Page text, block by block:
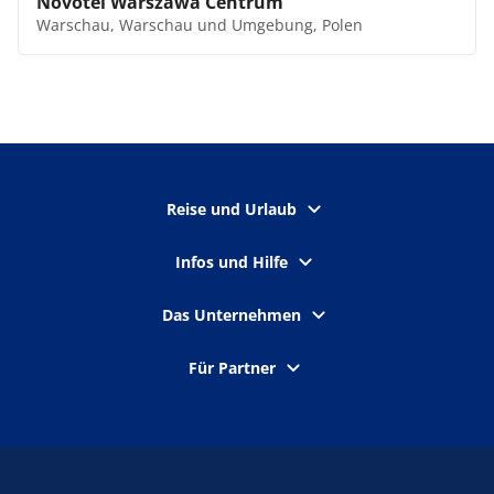
Warschau, Warschau und Umgebung, Polen
Reise und Urlaub
Infos und Hilfe
Das Unternehmen
Für Partner